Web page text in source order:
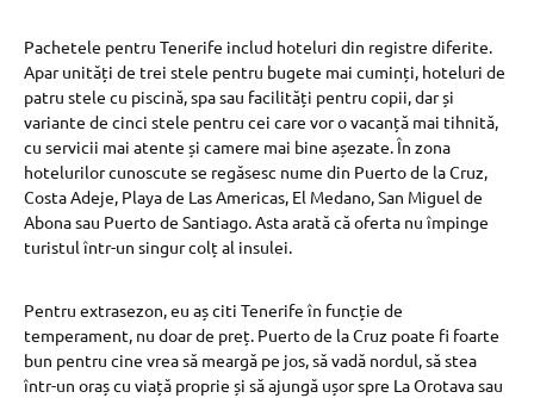
Pachetele pentru Tenerife includ hoteluri din registre diferite.
Apar unități de trei stele pentru bugete mai cuminți, hoteluri de
patru stele cu piscină, spa sau facilități pentru copii, dar și
variante de cinci stele pentru cei care vor o vacanță mai tihnită,
cu servicii mai atente și camere mai bine așezate. În zona
hotelurilor cunoscute se regăsesc nume din Puerto de la Cruz,
Costa Adeje, Playa de Las Americas, El Medano, San Miguel de
Abona sau Puerto de Santiago. Asta arată că oferta nu împinge
turistul într-un singur colț al insulei.
Pentru extrasezon, eu aș citi Tenerife în funcție de
temperament, nu doar de preț. Puerto de la Cruz poate fi foarte
bun pentru cine vrea să meargă pe jos, să vadă nordul, să stea
într-un oraș cu viață proprie și să ajungă ușor spre La Orotava sau